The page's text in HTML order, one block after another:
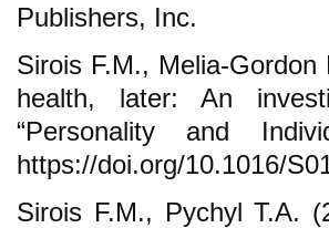
Publishers, Inc.
Sirois F.M., Melia-
health, later: An
“Personality and
https://doi.org/10.1016/
Sirois F.M., Pychyl T.A.